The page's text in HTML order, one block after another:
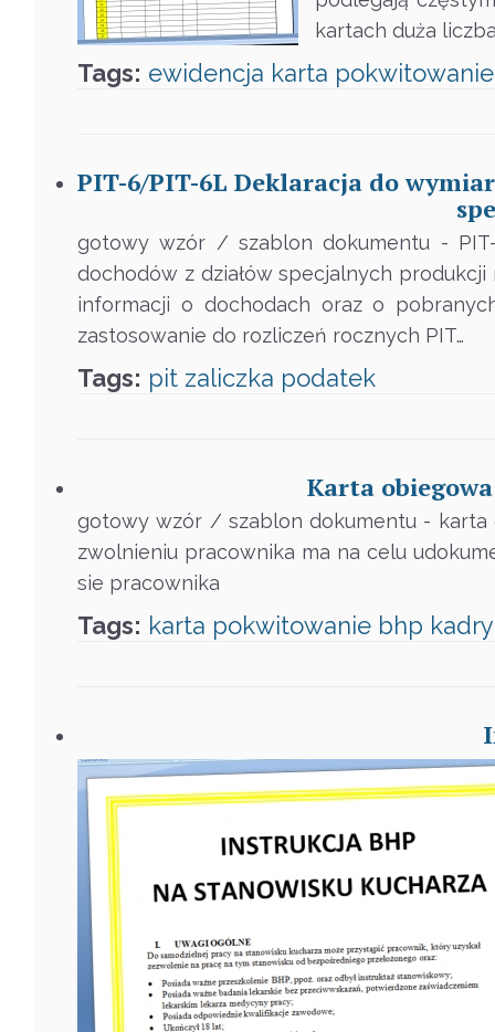
kartach duża
Tags: ewidencja karta pokwitowanie
PIT-6/PIT-6L Deklaracja do
gotowy wzór / szablon dokumentu -
dochodów z działów specjalnych
informacji o dochodach oraz o
zastosowanie do rozliczeń rocznych PIT…
Tags: pit zaliczka podatek
Karta
gotowy wzór / szablon dokumentu - karta
zwolnieniu pracownika ma na celu
sie pracownika
Tags: karta pokwitowanie bhp kadry